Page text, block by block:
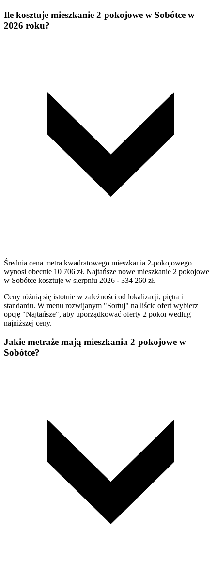
Ile kosztuje mieszkanie 2-pokojowe w Sobótce w
2026 roku?
Średnia cena metra kwadratowego mieszkania 2-pokojowego
wynosi obecnie 10 706 zł. Najtańsze nowe mieszkanie 2 pokojowe
w Sobótce kosztuje w sierpniu 2026 - 334 260 zł.
Ceny różnią się istotnie w zależności od lokalizacji, piętra i
standardu. W menu rozwijanym "Sortuj" na liście ofert wybierz
opcję "Najtańsze", aby uporządkować oferty 2 pokoi według
najniższej ceny.
Jakie metraże mają mieszkania 2-pokojowe w
Sobótce?